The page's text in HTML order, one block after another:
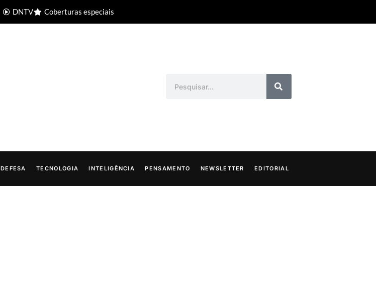
DNTV Coberturas especiais
DEFESA TECNOLOGIA INTELIGÊNCIA PENSAMENTO NEWSLETTER EDITORIAL